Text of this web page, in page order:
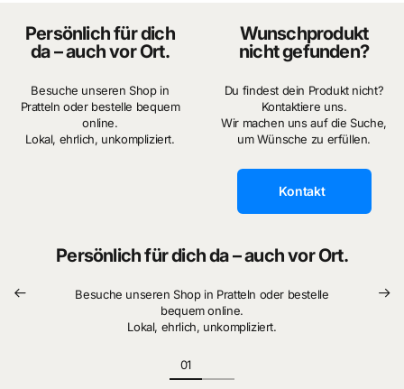
Persönlich für dich
da – auch vor Ort.
Besuche unseren Shop in
Pratteln oder bestelle bequem
online.
Lokal, ehrlich, unkompliziert.
Wunschprodukt
nicht gefunden?
Du findest dein Produkt nicht?
Kontaktiere uns.
Wir machen uns auf die Suche,
um Wünsche zu erfüllen.
Kontakt
Persönlich für dich da – auch vor Ort.
Besuche unseren Shop in Pratteln oder bestelle
bequem online.
Lokal, ehrlich, unkompliziert.